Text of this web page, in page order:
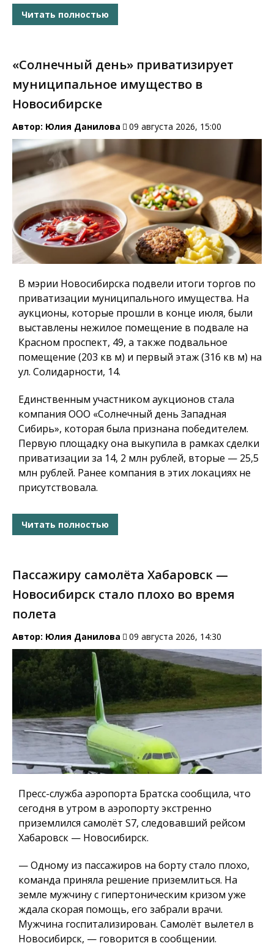
Читать полностью
«Солнечный день» приватизирует
муниципальное имущество в
Новосибирске
Автор: Юлия Данилова 09 августа 2026, 15:00
В мэрии Новосибирска подвели итоги торгов по
приватизации муниципального имущества. На
аукционы, которые прошли в конце июля, были
выставлены нежилое помещение в подвале на
Красном проспект, 49, а также подвальное
помещение (203 кв м) и первый этаж (316 кв м) на
ул. Солидарности, 14.
Единственным участником аукционов стала
компания ООО «Солнечный день Западная
Сибирь», которая была признана победителем.
Первую площадку она выкупила в рамках сделки
приватизации за 14, 2 млн рублей, вторые — 25,5
млн рублей. Ранее компания в этих локациях не
присутствовала.
Читать полностью
Пассажиру самолёта Хабаровск —
Новосибирск стало плохо во время
полета
Автор: Юлия Данилова 09 августа 2026, 14:30
Пресс-служба аэропорта Братска сообщила, что
сегодня в утром в аэропорту экстренно
приземлился самолёт S7, следовавший рейсом
Хабаровск — Новосибирск.
— Одному из пассажиров на борту стало плохо,
команда приняла решение приземлиться. На
земле мужчину с гипертоническим кризом уже
ждала скорая помощь, его забрали врачи.
Мужчина госпитализирован. Самолёт вылетел в
Новосибирск, — говорится в сообщении.